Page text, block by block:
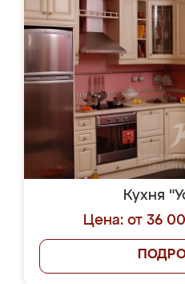
Кухня
Цена: от 36